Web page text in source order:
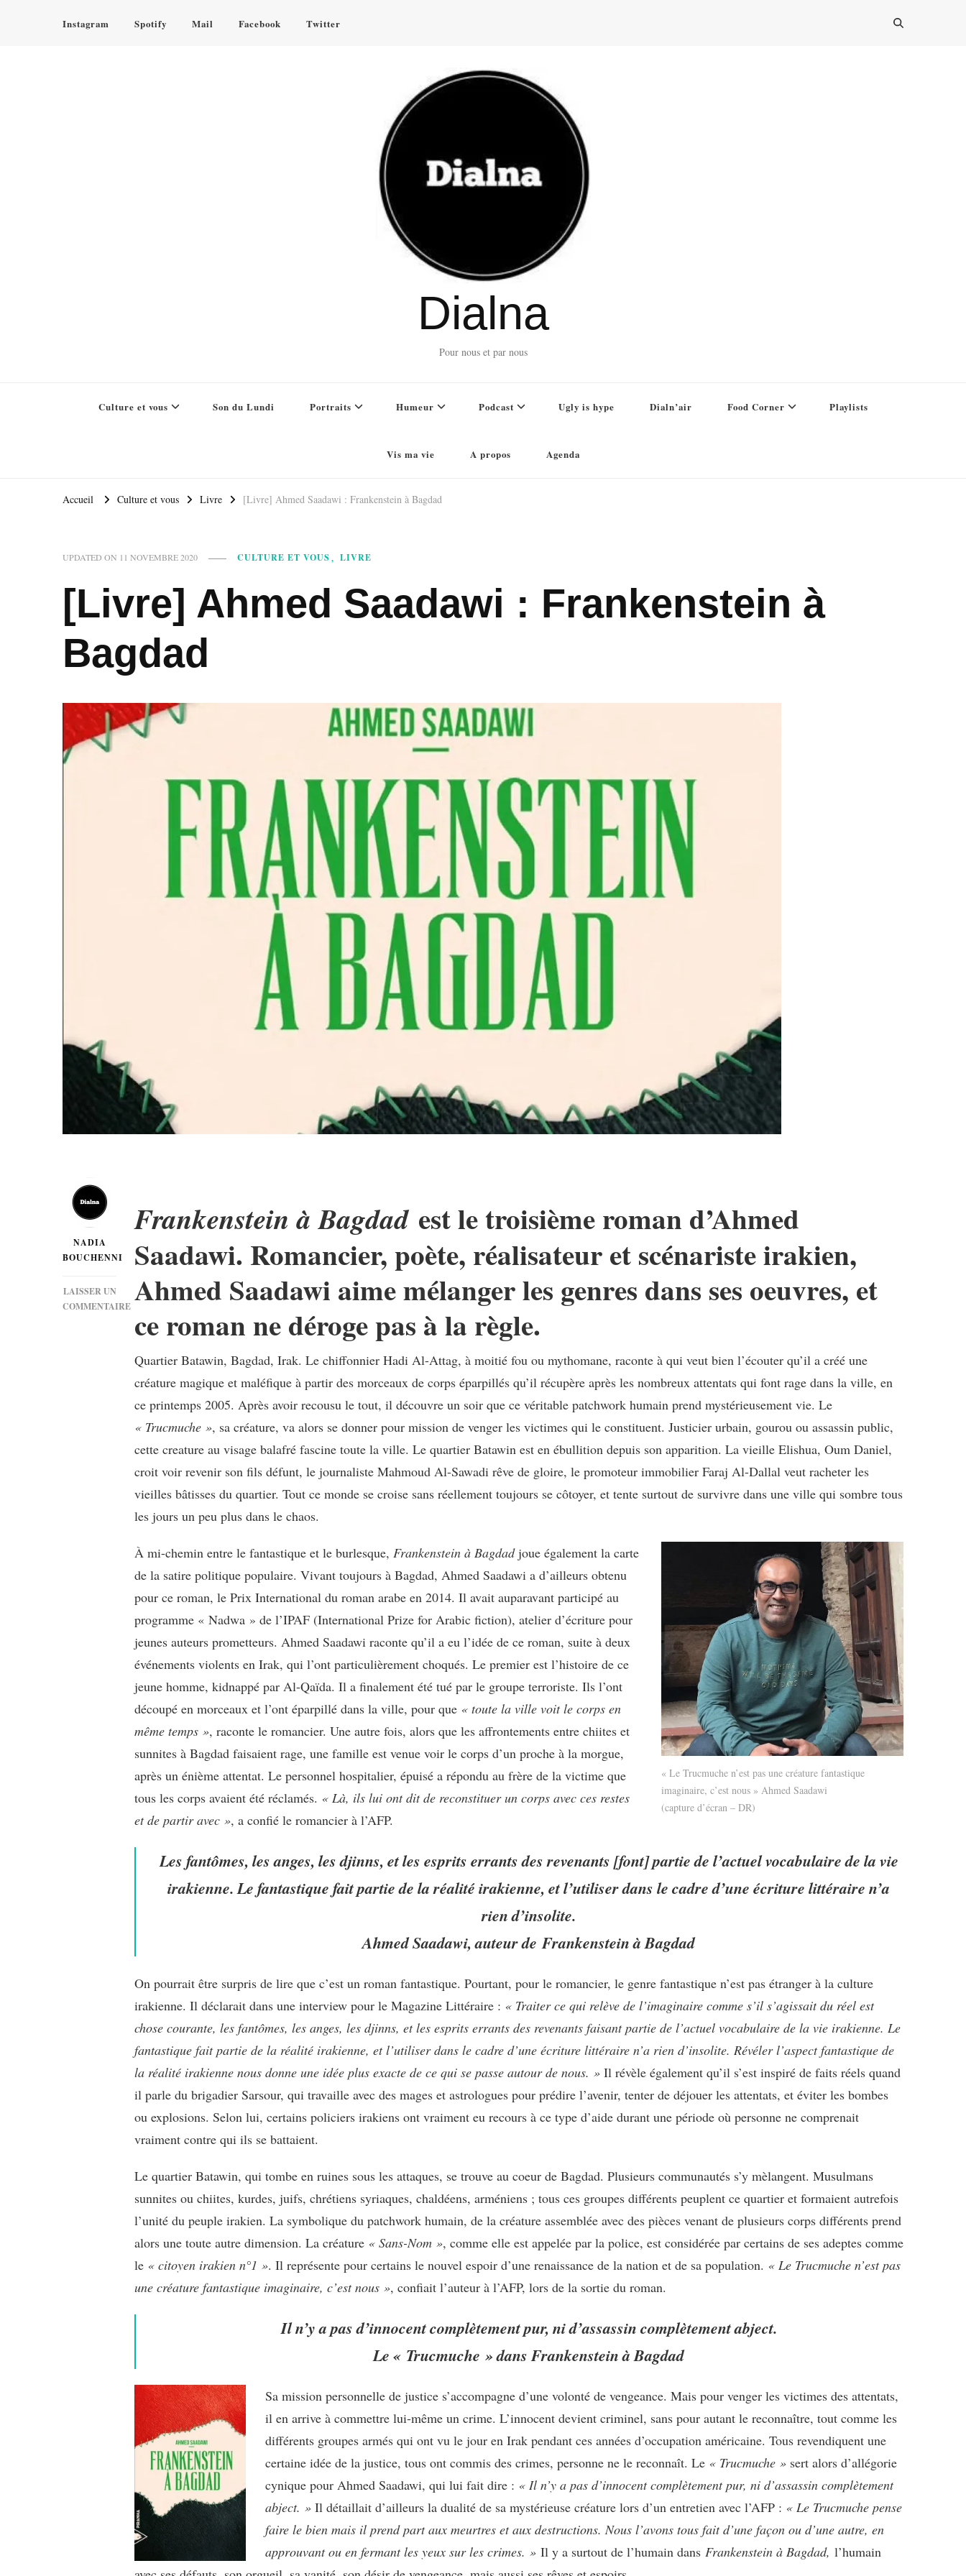
Instagram Spotify Mail Facebook Twitter
Dialna
Pour nous et par nous
Culture et vous Son du Lundi Portraits Humeur Podcast Ugly is hype Dialn’air Food Corner Playlists
Vis ma vie A propos Agenda
Accueil Culture et vous Livre [Livre] Ahmed Saadawi : Frankenstein à Bagdad
UPDATED ON 11 NOVEMBRE 2020 CULTURE ET VOUS LIVRE
[Livre] Ahmed Saadawi : Frankenstein à
Bagdad
NADIA
BOUCHENNI
LAISSER UN
COMMENTAIRE
Frankenstein à Bagdad est le troisième roman d’Ahmed
Saadawi. Romancier, poète, réalisateur et scénariste irakien,
Ahmed Saadawi aime mélanger les genres dans ses oeuvres, et
ce roman ne déroge pas à la règle.
Quartier Batawin, Bagdad, Irak. Le chiffonnier Hadi Al-Attag, à moitié fou ou mythomane, raconte à qui veut bien l’écouter qu’il a créé une
créature magique et maléfique à partir des morceaux de corps éparpillés qu’il récupère après les nombreux attentats qui font rage dans la ville, en
ce printemps 2005. Après avoir recousu le tout, il découvre un soir que ce véritable patchwork humain prend mystérieusement vie. Le
« Trucmuche », sa créature, va alors se donner pour mission de venger les victimes qui le constituent. Justicier urbain, gourou ou assassin public,
cette creature au visage balafré fascine toute la ville. Le quartier Batawin est en ébullition depuis son apparition. La vieille Elishua, Oum Daniel,
croit voir revenir son fils défunt, le journaliste Mahmoud Al-Sawadi rêve de gloire, le promoteur immobilier Faraj Al-Dallal veut racheter les
vieilles bâtisses du quartier. Tout ce monde se croise sans réellement toujours se côtoyer, et tente surtout de survivre dans une ville qui sombre tous
les jours un peu plus dans le chaos.
« Le Trucmuche n’est pas une créature fantastique
imaginaire, c’est nous » Ahmed Saadawi
(capture d’écran – DR)
À mi-chemin entre le fantastique et le burlesque, Frankenstein à Bagdadjoue également la carte
de la satire politique populaire. Vivant toujours à Bagdad, Ahmed Saadawi a d’ailleurs obtenu
pour ce roman, le Prix International du roman arabe en 2014. Il avait auparavant participé au
programme « Nadwa » de l’IPAF (International Prize for Arabic fiction), atelier d’écriture pour
jeunes auteurs prometteurs. Ahmed Saadawi raconte qu’il a eu l’idée de ce roman, suite à deux
événements violents en Irak, qui l’ont particulièrement choqués. Le premier est l’histoire de ce
jeune homme, kidnappé par Al-Qaïda. Il a finalement été tué par le groupe terroriste. Ils l’ont
découpé en morceaux et l’ont éparpillé dans la ville, pour que « toute la ville voit le corps en
même temps », raconte le romancier. Une autre fois, alors que les affrontements entre chiites et
sunnites à Bagdad faisaient rage, une famille est venue voir le corps d’un proche à la morgue,
après un énième attentat. Le personnel hospitalier, épuisé a répondu au frère de la victime que
tous les corps avaient été réclamés. « Là, ils lui ont dit de reconstituer un corps avec ces restes
et de partir avec », a confié le romancier à l’AFP.
Les fantômes, les anges, les djinns, et les esprits errants des revenants [font] partie de l’actuel vocabulaire de la vie
irakienne. Le fantastique fait partie de la réalité irakienne, et l’utiliser dans le cadre d’une écriture littéraire n’a
rien d’insolite.
Ahmed Saadawi, auteur deFrankenstein à Bagdad
On pourrait être surpris de lire que c’est un roman fantastique. Pourtant, pour le romancier, le genre fantastique n’est pas étranger à la culture
irakienne. Il déclarait dans une interview pour le Magazine Littéraire : « Traiter ce qui relève de l’imaginaire comme s’il s’agissait du réel est
chose courante, les fantômes, les anges, les djinns, et les esprits errants des revenants faisant partie de l’actuel vocabulaire de la vie irakienne. Le
fantastique fait partie de la réalité irakienne, et l’utiliser dans le cadre d’une écriture littéraire n’a rien d’insolite. Révéler l’aspect fantastique de
la réalité irakienne nous donne une idée plus exacte de ce qui se passe autour de nous. » Il révèle également qu’il s’est inspiré de faits réels quand
il parle du brigadier Sarsour, qui travaille avec des mages et astrologues pour prédire l’avenir, tenter de déjouer les attentats, et éviter les bombes
ou explosions. Selon lui, certains policiers irakiens ont vraiment eu recours à ce type d’aide durant une période où personne ne comprenait
vraiment contre qui ils se battaient.
Le quartier Batawin, qui tombe en ruines sous les attaques, se trouve au coeur de Bagdad. Plusieurs communautés s’y mèlangent. Musulmans
sunnites ou chiites, kurdes, juifs, chrétiens syriaques, chaldéens, arméniens ; tous ces groupes différents peuplent ce quartier et formaient autrefois
l’unité du peuple irakien. La symbolique du patchwork humain, de la créature assemblée avec des pièces venant de plusieurs corps différents prend
alors une toute autre dimension. La créature « Sans-Nom », comme elle est appelée par la police, est considérée par certains de ses adeptes comme
le « citoyen irakien n°1 ». Il représente pour certains le nouvel espoir d’une renaissance de la nation et de sa population. « Le Trucmuche n’est pas
une créature fantastique imaginaire, c’est nous », confiait l’auteur à l’AFP, lors de la sortie du roman.
Il n’y a pas d’innocent complètement pur, ni d’assassin complètement abject.
Le« Trucmuche »dans Frankenstein à Bagdad
Sa mission personnelle de justice s’accompagne d’une volonté de vengeance. Mais pour venger les victimes des attentats,
il en arrive à commettre lui-même un crime. L’innocent devient criminel, sans pour autant le reconnaître, tout comme les
différents groupes armés qui ont vu le jour en Irak pendant ces années d’occupation américaine. Tous revendiquent une
certaine idée de la justice, tous ont commis des crimes, personne ne le reconnaît. Le « Trucmuche » sert alors d’allégorie
cynique pour Ahmed Saadawi, qui lui fait dire : « Il n’y a pas d’innocent complètement pur, ni d’assassin complètement
abject. » Il détaillait d’ailleurs la dualité de sa mystérieuse créature lors d’un entretien avec l’AFP : « Le Trucmuche pense
faire le bien mais il prend part aux meurtres et aux destructions.Nous l’avons tous fait d’une façon ou d’une autre, en
approuvant ou en fermant les yeux sur les crimes. » Il y a surtout de l’humain dans Frankenstein à Bagdad, l’humain